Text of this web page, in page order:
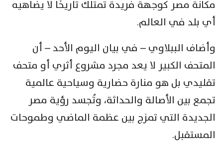
مكانة مصر كوجهة فريدة تمتلك تاريخًا لا يضاهيه
أي بلد في العالم.
وأضاف الببلاوي – في بيان اليوم الأحد – أن
المتحف الكبير لا يعد مجرد مشروع أثري أو متحف
تقليدي بل هو منارة حضارية وسياحية عالمية
تجمع بين الأصالة والحداثة، وتُجسد رؤية مصر
الجديدة التي تمزج بين عظمة الماضي وطموحات
المستقبل.